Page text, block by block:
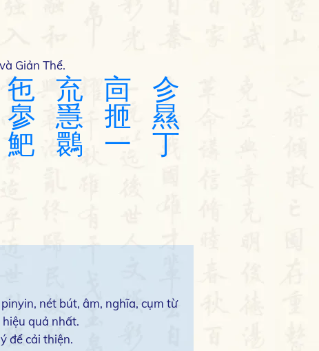
Giản Thể.
㐌 㐬 㐭
㐱
㣎 㥯 㧜
㬎
䰾 䴉 一
丁
nét bút, âm, nghĩa, cụm từ
quả nhất.
để cải thiện.